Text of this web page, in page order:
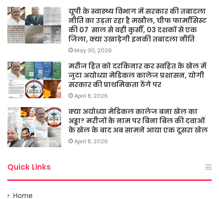
यूपी के स्वास्थ्य विभाग में सरकार की तबादला
नीति का उड़ता रहा है मखौल, चीफ फार्मासिस्ट
की 07 साल से वही कुर्सी, 03 दशकों से एक
जिला, क्या उखाड़ेगी इनकी तबादला नीति
May 30, 2026
मरीज हित को दरकिनार कर स्वहित के खेल में
जुटा अयोध्या मेडिकल कालेज प्रशासन, योगी
सरकार की प्राथमिकता ठेंगे पर
April 8, 2026
क्या अयोध्या मेडिकल कालेज बना खेल का
अड्डा? मरीजों के नाम पर बिना बिल की दवाओं
के खेल के बाद अब सामने आया एक दूसरा खेल
April 8, 2026
Quick Links
Home